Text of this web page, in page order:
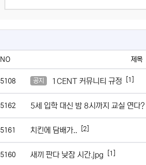
NO 제목
5108 공지 1CENT 커뮤니티 규정 [1]
5162 5세 입학 대신 밤 8시까지 교실 연다
5161 치킨에 담배가.. [2]
5160 새끼 판다 낮잠 시간.jpg [1]